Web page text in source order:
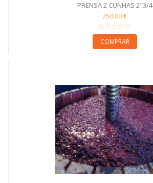
PRENSA 2 CUNHAS 2"3/4
250,00 €
COMPRAR